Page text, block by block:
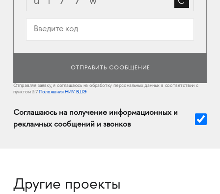
Отправляя заявку, я соглашаюсь на обработку персональных данных в соответствии с
пунктом 3.7Положения НИУ ВШЭ
Соглашаюсь на получение информационных и
рекламных сообщений и звонков
Другие проекты